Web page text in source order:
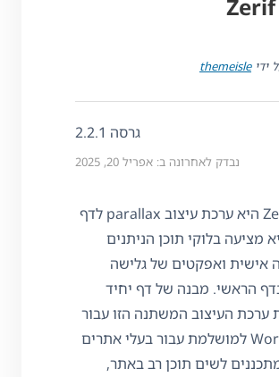
Zerif
ידיthemeisle
גרסה 2.2.1
נבדק לאחרונה ב: אפריל 20, 2025
Zerif PRO היא ערכת עיצוב parallax לדף
מציעה בלוקי תוכן הניתנים
אישית ואפקטים של גלישה
הראשי. מבנה של דף יחיד
ערכת העיצוב המשתנה הזו עבור
WordPress למושלמת עבור בעלי אתרים
לשים תוכן רב באתר,